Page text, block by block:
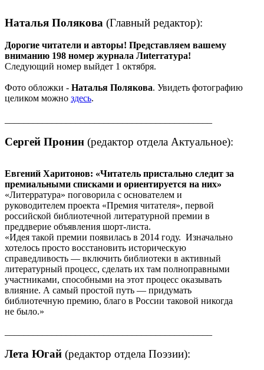
Наталья Полякова (Главный редактор):
Дорогие читатели и авторы! Представляем вашему
вниманию 198 номер журнала Лиterraтура!
Следующий номер выйдет 1 октября.
Фото обложки - Наталья Полякова. Увидеть фотографию
целиком можно здесь.
Сергей Пронин (редактор отдела Актуальное):
Евгений Харитонов: «Читатель пристально следит за
премиальными списками и ориентируется на них»
«Литерратура» поговорила с основателем и
руководителем проекта «Премия читателя», первой
российской библиотечной литературной премии в
преддверие объявления шорт-листа.
«Идея такой премии появилась в 2014 году. Изначально
хотелось просто восстановить историческую
справедливость — включить библиотеки в активный
литературный процесс, сделать их там полноправными
участниками, способными на этот процесс оказывать
влияние. А самый простой путь — придумать
библиотечную премию, благо в России таковой никогда
не было.»
Лета Югай (редактор отдела Поэзии):